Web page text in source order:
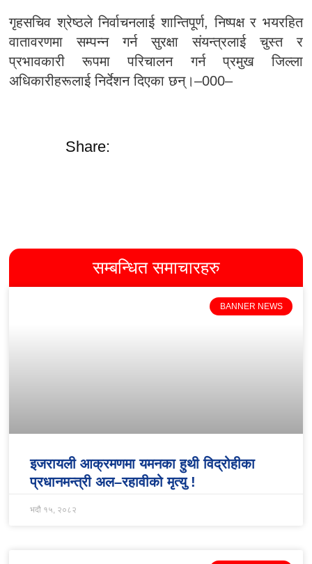
गृहसचिव श्रेष्ठले निर्वाचनलाई शान्तिपूर्ण, निष्पक्ष र भयरहित
वातावरणमा सम्पन्न गर्न सुरक्षा संयन्त्रलाई चुस्त र
प्रभावकारी रूपमा परिचालन गर्न प्रमुख जिल्ला
अधिकारीहरूलाई निर्देशन दिएका छन्।–000–
Share:
सम्बन्धित समाचारहरु
BANNER NEWS
इजरायली आक्रमणमा यमनका हुथी विद्रोहीका
प्रधानमन्त्री अल–रहावीको मृत्यु !
भदौ १५, २०८२